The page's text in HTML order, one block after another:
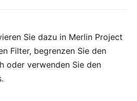
Sie dazu in Merlin Project
Filter, begrenzen Sie den
oder verwenden Sie den